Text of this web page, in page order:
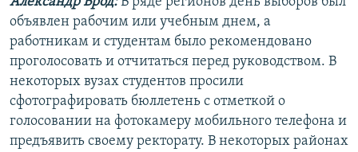
объявлен рабочим или учебным днем, а
работникам и студентам было рекомендовано
проголосовать и отчитаться перед руководством. В
некоторых вузах студентов просили
сфотографировать бюллетень с отметкой о
голосовании на фотокамеру мобильного телефона и
предъявить своему ректорату. В некоторых районах